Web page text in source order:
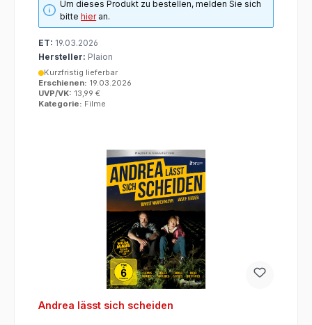
Um dieses Produkt zu bestellen, melden Sie sich
bittehieran.
ET: 19.03.2026
Hersteller: Plaion
Kurzfristig lieferbar
Erschienen: 19.03.2026
UVP/VK: 13,99 €
Kategorie: Filme
Andrea lässt sich scheiden